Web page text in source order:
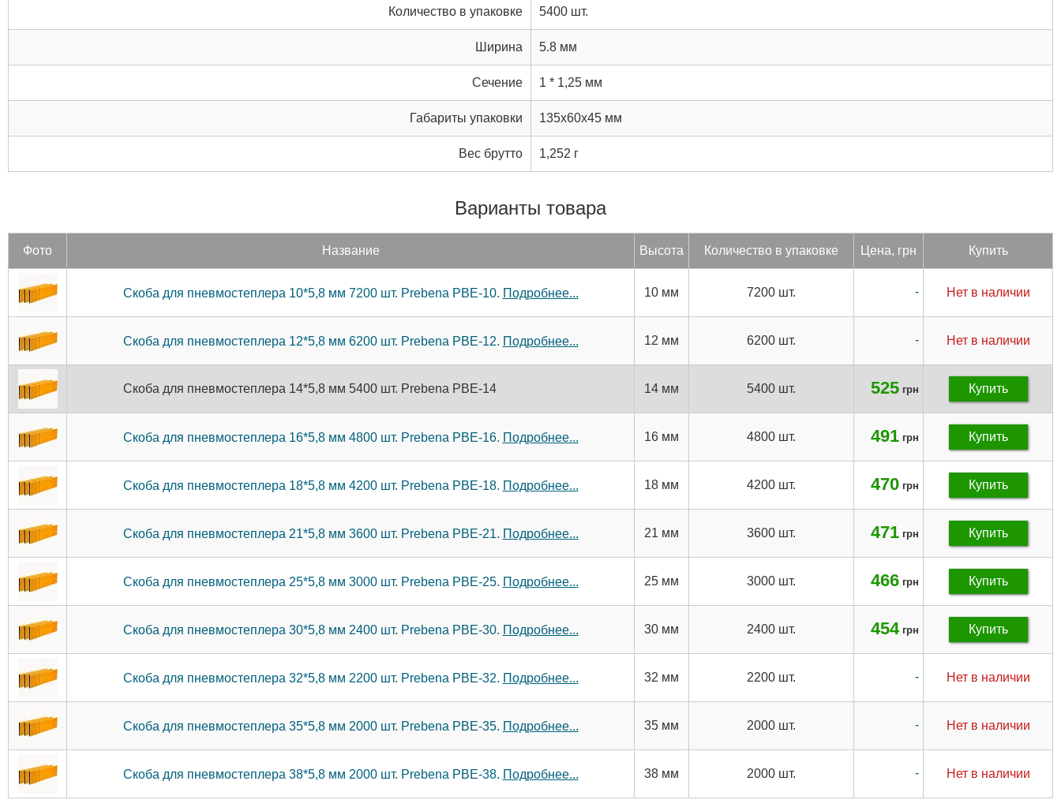
Количество в упаковке 5400 шт.
Ширина 5.8 мм
Сечение 1 * 1,25 мм
Габариты упаковки 135x60x45 мм
Вес брутто 1,252 г
Варианты товара
Фото Название Вы­сота Ко­личес­тво в упа­ков­ке Цена, грн Купить
Скоба для пневмостеплера 10*5,8 мм 7200 шт. Prebena PBE-10. Подробнее... 10 мм 7200 шт. - Нет в наличии
Скоба для пневмостеплера 12*5,8 мм 6200 шт. Prebena PBE-12. Подробнее... 12 мм 6200 шт. - Нет в наличии
Скоба для пневмостеплера 14*5,8 мм 5400 шт. Prebena PBE-14 14 мм 5400 шт. 525 грн Купить
Скоба для пневмостеплера 16*5,8 мм 4800 шт. Prebena PBE-16. Подробнее... 16 мм 4800 шт. 491 грн Купить
Скоба для пневмостеплера 18*5,8 мм 4200 шт. Prebena PBE-18. Подробнее... 18 мм 4200 шт. 470 грн Купить
Скоба для пневмостеплера 21*5,8 мм 3600 шт. Prebena PBE-21. Подробнее... 21 мм 3600 шт. 471 грн Купить
Скоба для пневмостеплера 25*5,8 мм 3000 шт. Prebena PBE-25. Подробнее... 25 мм 3000 шт. 466 грн Купить
Скоба для пневмостеплера 30*5,8 мм 2400 шт. Prebena PBE-30. Подробнее... 30 мм 2400 шт. 454 грн Купить
Скоба для пневмостеплера 32*5,8 мм 2200 шт. Prebena PBE-32. Подробнее... 32 мм 2200 шт. - Нет в наличии
Скоба для пневмостеплера 35*5,8 мм 2000 шт. Prebena PBE-35. Подробнее... 35 мм 2000 шт. - Нет в наличии
Скоба для пневмостеплера 38*5,8 мм 2000 шт. Prebena PBE-38. Подробнее... 38 мм 2000 шт. - Нет в наличии